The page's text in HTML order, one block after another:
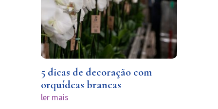
5 dicas de decoração com
orquídeas brancas
ler mais